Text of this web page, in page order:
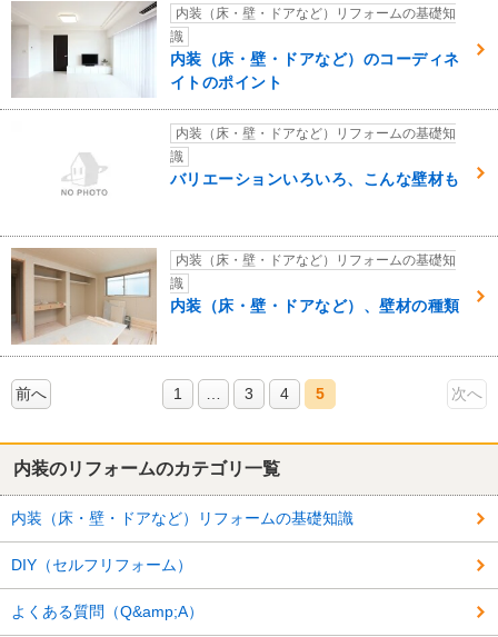
内装（床・壁・ドアなど）リフォームの基礎知
識
内装（床・壁・ドアなど）のコーディネ
イトのポイント
内装（床・壁・ドアなど）リフォームの基礎知
識
バリエーションいろいろ、こんな壁材も
内装（床・壁・ドアなど）リフォームの基礎知
識
内装（床・壁・ドアなど）、壁材の種類
前へ 1 3 4 5 次へ
内装のリフォームのカテゴリ一覧
内装（床・壁・ドアなど）リフォームの基礎知識
DIY（セルフリフォーム）
よくある質問（Q&amp;A）